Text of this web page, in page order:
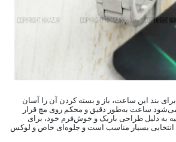
بند این ساعت، باز و بسته کردن آن را آسان
ساعت به‌طور دقیق و محکم روی مچ قرار
به دلیل طراحی باریک و خوش‌فرم خود، برای
انتخابی بسیار مناسب است و جلوه‌ای خاص و لوکس